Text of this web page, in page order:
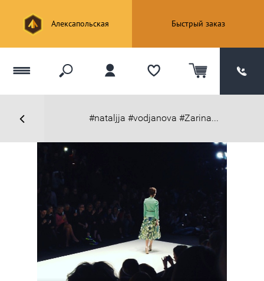
Алексапольская Быстрый заказ
#nataljja #vodjanova #Zarina...